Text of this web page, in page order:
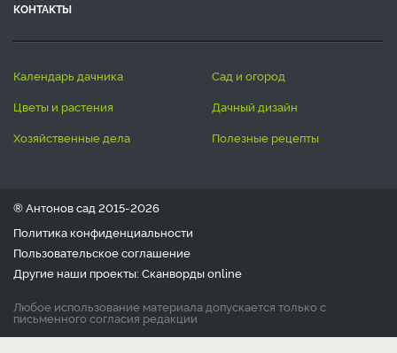
КОНТАКТЫ
календарь дачника
сад и огород
цветы и растения
дачный дизайн
хозяйственные дела
полезные рецепты
® Антонов сад 2015-2026
Политика конфиденциальности
Пользовательское соглашение
Другие наши проекты: Сканвордыonline
Любое использование материала допускается только с
письменного согласия редакции